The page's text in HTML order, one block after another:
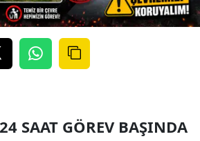
SAAT GÖREV BAŞINDA